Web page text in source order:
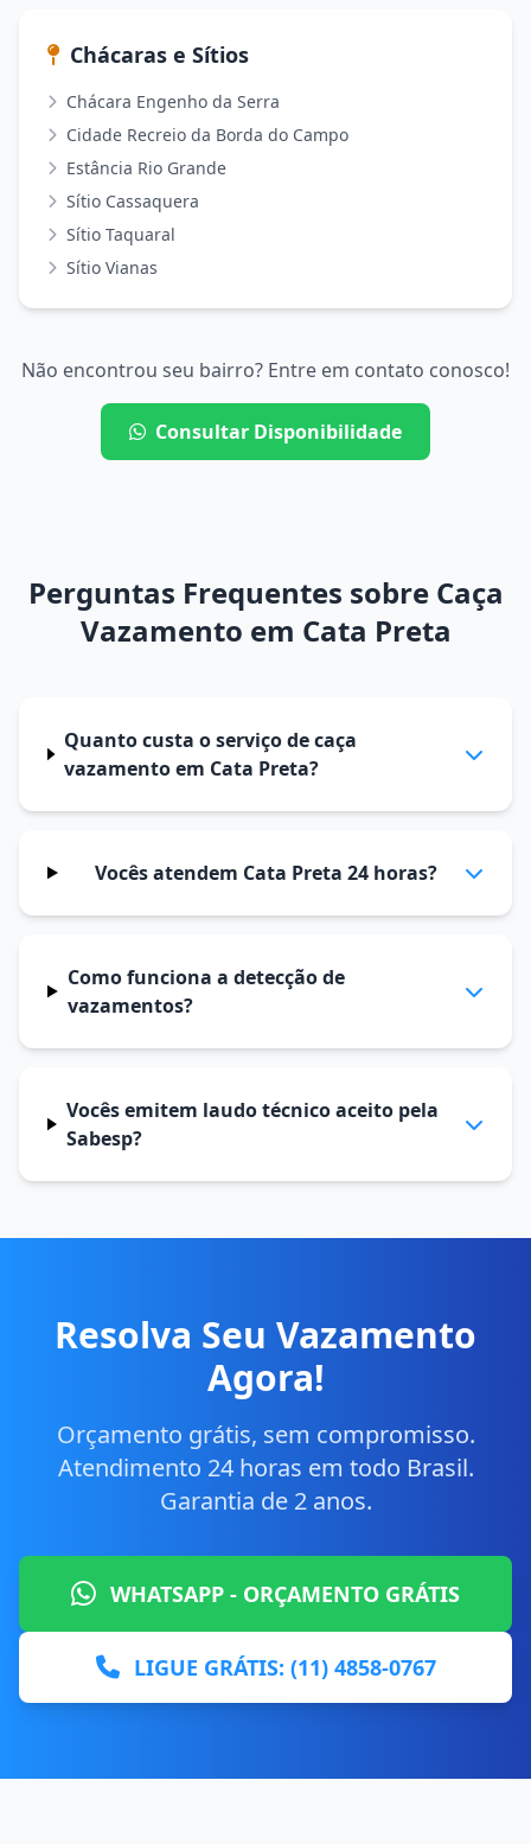
Chácaras e Sítios
Chácara Engenho da Serra
Cidade Recreio da Borda do Campo
Estância Rio Grande
Sítio Cassaquera
Sítio Taquaral
Sítio Vianas
Não encontrou seu bairro? Entre em contato conosco!
Consultar Disponibilidade
Perguntas Frequentes sobre Caça
Vazamento em Cata Preta
Quanto custa o serviço de caça
vazamento em Cata Preta?
Vocês atendem Cata Preta 24 horas?
Como funciona a detecção de
vazamentos?
Vocês emitem laudo técnico aceito pela
Sabesp?
Resolva Seu Vazamento
Agora!
Orçamento grátis, sem compromisso.
Atendimento 24 horas em todo Brasil.
Garantia de 2 anos.
WHATSAPP - ORÇAMENTO GRÁTIS
LIGUE GRÁTIS: (11) 4858-0767